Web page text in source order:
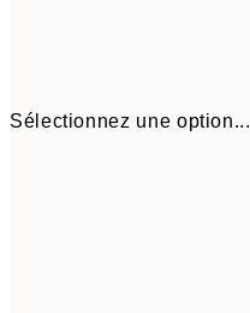
Sélectionnez une option...